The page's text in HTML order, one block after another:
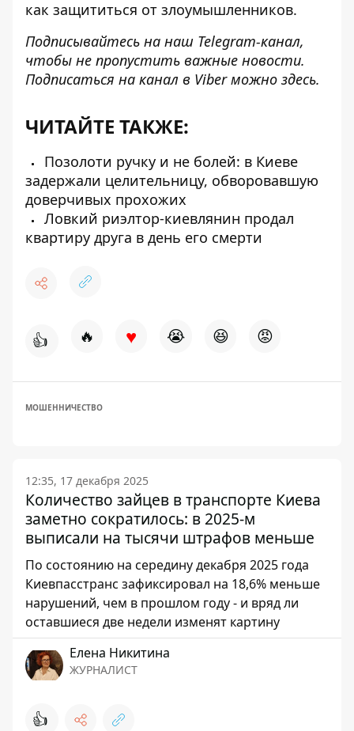
как защититься от злоумышленников.
Подписывайтесь на наш Telegram-канал,
чтобы не пропустить важные новости.
Подписаться на канал в Viber можно здесь.
ЧИТАЙТЕ ТАКЖЕ:
Позолоти ручку и не болей: в Киеве
задержали целительницу, обворовавшую
доверчивых прохожих
Ловкий риэлтор-киевлянин продал
квартиру друга в день его смерти
👍 🔥 ♥ 😭 😆 😡
МОШЕННИЧЕСТВО
12:35, 17 декабря 2025
Количество зайцев в транспорте Киева
заметно сократилось: в 2025-м
выписали на тысячи штрафов меньше
По состоянию на середину декабря 2025 года
Киевпасстранс зафиксировал на 18,6% меньше
нарушений, чем в прошлом году - и вряд ли
оставшиеся две недели изменят картину
Елена Никитина
ЖУРНАЛИСТ
👍